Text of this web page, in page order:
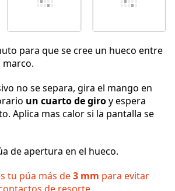
para que se cree un hueco entre
marco.
no se separa, gira el mango en
un cuarto de giroy espera
Aplica mas calor si la pantalla se
de apertura en el hueco.
tu púa más de3 mm para evitar